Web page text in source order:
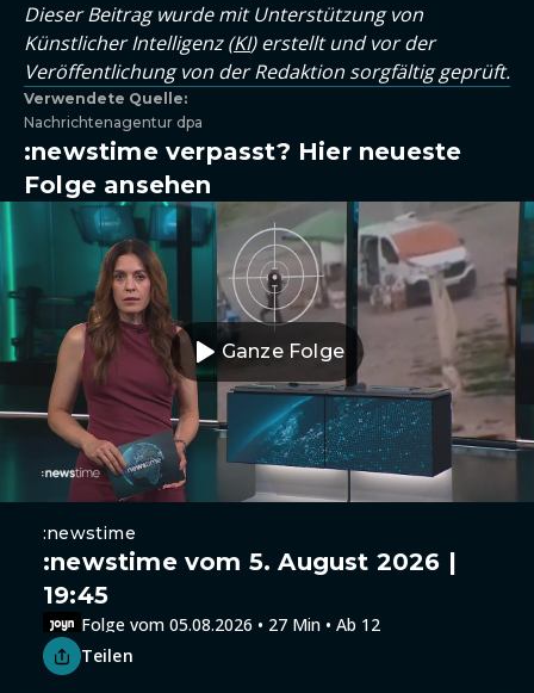
Dieser Beitrag wurde mit Unterstützung von
Künstlicher Intelligenz (KI) erstellt und vor der
Veröffentlichung von der Redaktion sorgfältig geprüft.
Verwendete Quelle:
Nachrichtenagentur dpa
:newstime verpasst? Hier neueste
Folge ansehen
Ganze Folge
:newstime
:newstime vom 5. August 2026 |
19:45
Folge vom 05.08.2026 • 27 Min • Ab 12
Teilen